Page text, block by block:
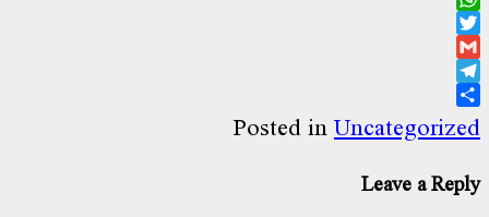
Posted in